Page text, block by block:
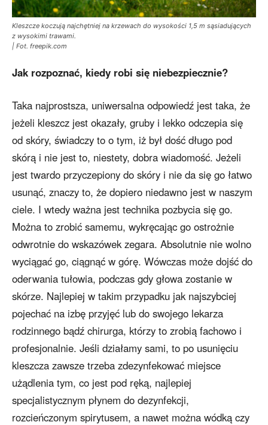
Kleszcze koczują najchętniej na krzewach do wysokości 1,5 m sąsiadujących
z wysokimi trawami.
| Fot. freepik.com
Jak rozpoznać, kiedy robi się niebezpiecznie?
Taka najprostsza, uniwersalna odpowiedź jest taka, że
jeżeli kleszcz jest okazały, gruby i lekko odczepia się
od skóry, świadczy to o tym, iż był dość długo pod
skórą i nie jest to, niestety, dobra wiadomość. Jeżeli
jest twardo przyczepiony do skóry i nie da się go łatwo
usunąć, znaczy to, że dopiero niedawno jest w naszym
ciele. I wtedy ważna jest technika pozbycia się go.
Można to zrobić samemu, wykręcając go ostrożnie
odwrotnie do wskazówek zegara. Absolutnie nie wolno
wyciągać go, ciągnąć w górę. Wówczas może dojść do
oderwania tułowia, podczas gdy głowa zostanie w
skórze. Najlepiej w takim przypadku jak najszybciej
pojechać na izbę przyjęć lub do swojego lekarza
rodzinnego bądź chirurga, którzy to zrobią fachowo i
profesjonalnie. Jeśli działamy sami, to po usunięciu
kleszcza zawsze trzeba zdezynfekować miejsce
użądlenia tym, co jest pod ręką, najlepiej
specjalistycznym płynem do dezynfekcji,
rozcieńczonym spirytusem, a nawet można wódką czy